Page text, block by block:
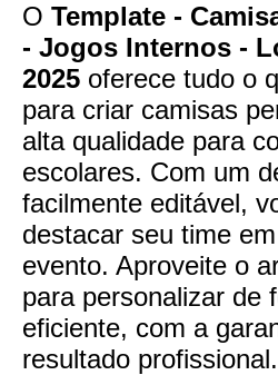
O Template -
- Jogos Internos -
2025 oferece tudo o
para criar camisas
alta qualidade para
escolares. Com um
facilmente editável,
destacar seu time
evento. Aproveite o
para personalizar de
eficiente, com a
resultado profissional.